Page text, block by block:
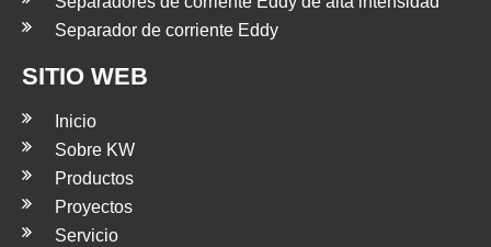
Separador de corriente Eddy
SITIO WEB
Inicio
Sobre KW
Productos
Proyectos
Servicio